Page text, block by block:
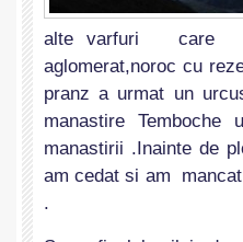
alte varfuri care
aglomerat,noroc cu
pranz a urmat un
manastire
manastirii .Inainte de
am cedat si am
.